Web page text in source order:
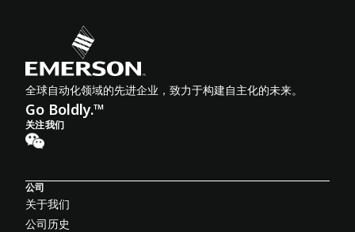
全球自动化领域的先进企业，致力于构建自主化的未来。
Go Boldly.™
关注我们
公司
关于我们
公司历史